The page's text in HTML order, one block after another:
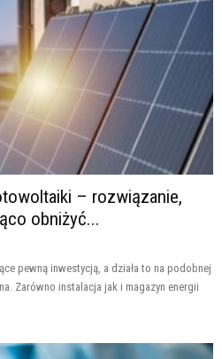
– rozwiązanie,
obniżyć...
pewną inwestycją, a działa to na podobnej
Zarówno instalacja jak i magazyn energii